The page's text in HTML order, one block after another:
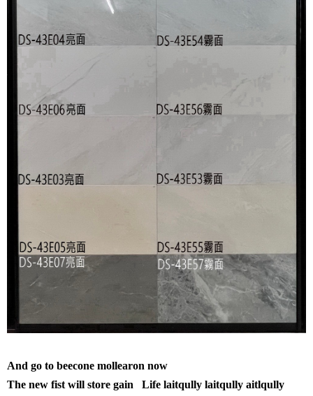
And go to beecone mollearon now
The new fist will store gain Life laitqully laitqully aitlqully